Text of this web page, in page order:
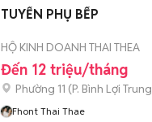
TUYỂN PHỤ BẾP
HỘ KINH DOANH THAI THEA
Đến 12 triệu/tháng
Phường 11 (P. Bình Lợi Trung
Fhont Thai Thae